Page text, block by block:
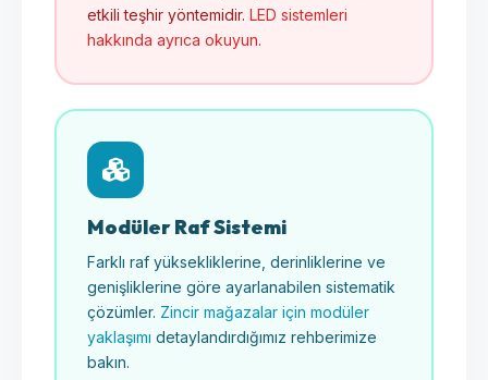
etkili teşhir yöntemidir. LED sistemleri
hakkında ayrıca okuyun.
Modüler Raf Sistemi
Farklı raf yüksekliklerine, derinliklerine ve
genişliklerine göre ayarlanabilen sistematik
çözümler. Zincir mağazalar için modüler
yaklaşımı detaylandırdığımız rehberimize
bakın.